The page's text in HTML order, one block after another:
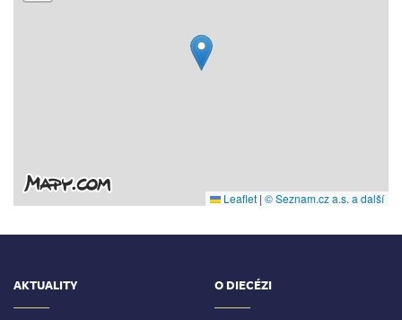
Leaflet | © Seznam.cz a.s. a další
AKTUALITY O DIECÉZI